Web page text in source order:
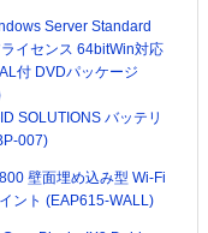
Server Standard
イセンス 64bitWin対応
付 DVDパッケージ
SOLUTIONS バッテリ
007)
壁面埋め込み型 Wi-Fi
ント (EAP615-WALL)